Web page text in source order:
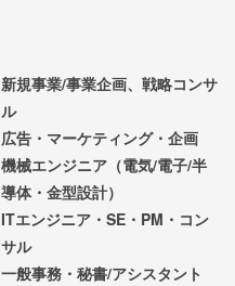
新規事業/事業企画、戦略コンサ
ル
広告・マーケティング・企画
機械エンジニア（電気/電子/半
導体・金型設計）
ITエンジニア・SE・PM・コン
サル
一般事務・秘書/アシスタント